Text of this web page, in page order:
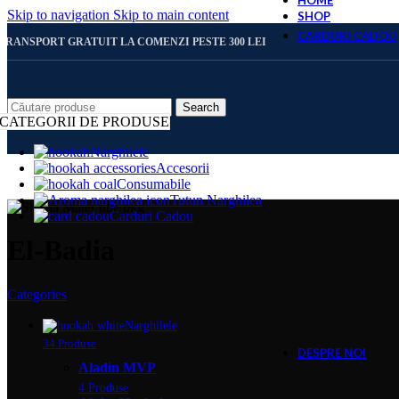
Skip to navigation Skip to main content
GRATUIT LA COMENZI PESTE 300 LEI
Search
CATEGORII DE PRODUSE
Narghilele
Accesorii
Consumabile
Tutun Narghilea
Carduri Cadou
SHOP
CARDURI CADOU
DESPRE NOI
Categories
Narghilele
34 Produse
Aladin MVP
4 Produse